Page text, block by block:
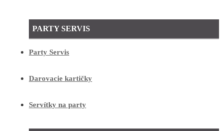
PARTY SERVIS
Party Servis
Darovacie kartičky
Servítky na party